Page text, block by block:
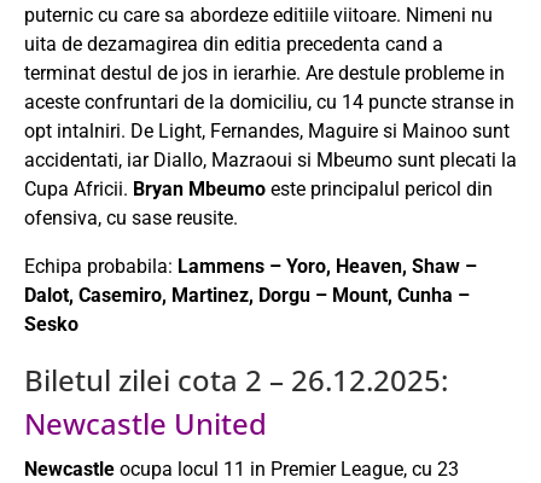
puternic cu care sa abordeze editiile viitoare. Nimeni nu
uita de dezamagirea din editia precedenta cand a
terminat destul de jos in ierarhie. Are destule probleme in
aceste confruntari de la domiciliu, cu 14 puncte stranse in
opt intalniri. De Light, Fernandes, Maguire si Mainoo sunt
accidentati, iar Diallo, Mazraoui si Mbeumo sunt plecati la
Cupa Africii. Bryan Mbeumo este principalul pericol din
ofensiva, cu sase reusite.
Echipa probabila: Lammens – Yoro, Heaven, Shaw –
Dalot, Casemiro, Martinez, Dorgu – Mount, Cunha –
Sesko
Biletul zilei cota 2 – 26.12.2025:
Newcastle United
Newcastle ocupa locul 11 in Premier League, cu 23